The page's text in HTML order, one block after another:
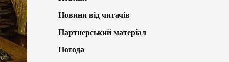
Новини від читачів
Партнерський матеріал
Погода